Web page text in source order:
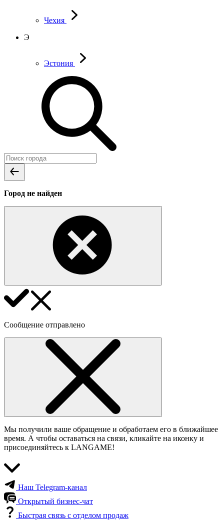
Чехия
Э
Эстония
Город не найден
Сообщение отправлено
Мы получили ваше обращение и обработаем его в ближайшее
время. А чтобы оставаться на связи, кликайте на иконку и
присоединяйтесь к LANGAME!
Наш Telegram-канал
Открытый бизнес-чат
Быстрая связь с отделом продаж